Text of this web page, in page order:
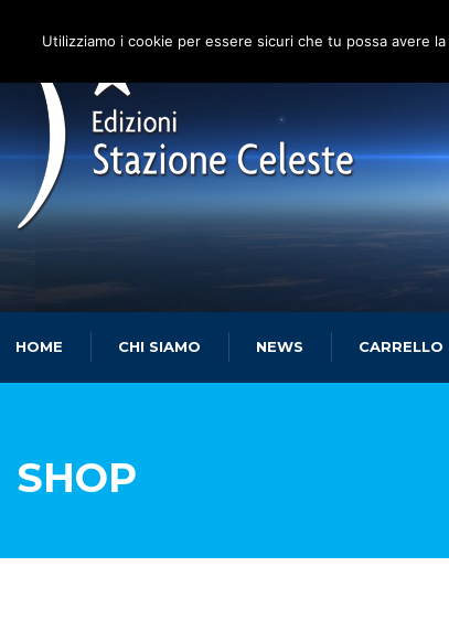
HOME CHI SIAMO NEWS CARRELLO
SHOP
Utilizziamo i cookie per essere sicuri che tu possa avere